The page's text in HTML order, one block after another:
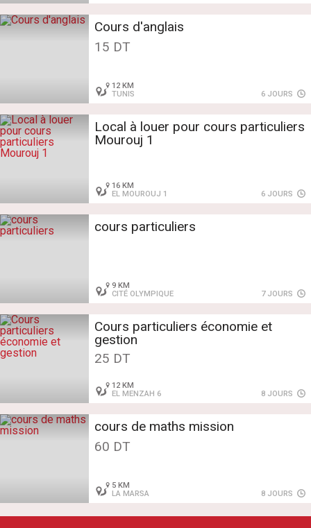
Cours d'anglais
15 DT
12 KM
TUNIS
6 JOURS
Local à louer pour cours particuliers
Mourouj 1
16 KM
EL MOUROUJ 1
6 JOURS
cours particuliers
9 KM
CITÉ OLYMPIQUE
7 JOURS
Cours particuliers économie et
gestion
25 DT
12 KM
EL MENZAH 6
8 JOURS
cours de maths mission
60 DT
5 KM
LA MARSA
8 JOURS